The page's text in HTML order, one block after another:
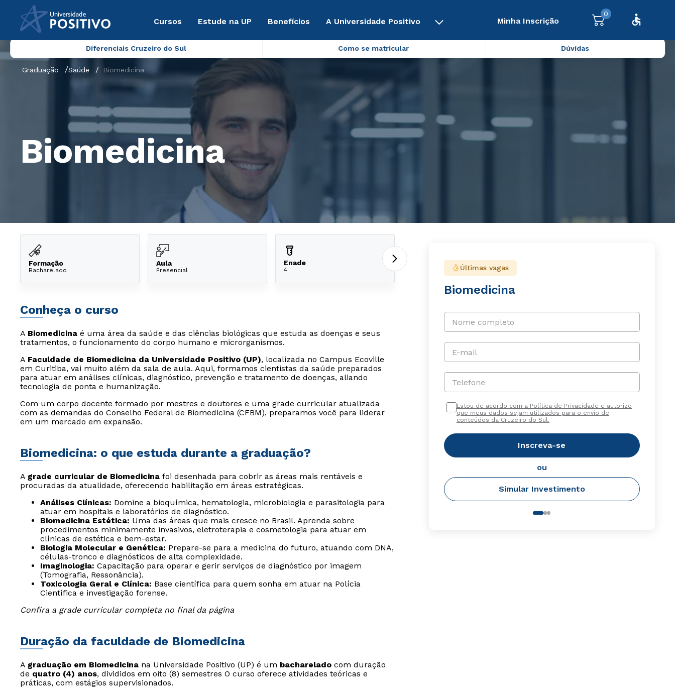
Cursos Estude na UP Benefícios A Universidade Positivo Minha Inscrição
0
Diferenciais Cruzeiro do Sul Como se matricular Dúvidas
Graduação Saúde Biomedicina
Biomedicina
Formação
Bacharelado
Aula
Presencial
Enade
4
Conheça o curso
A Biomedicina é uma área da saúde e das ciências biológicas que estuda as doenças e seus
tratamentos, o funcionamento do corpo humano e microrganismos.
A Faculdade de Biomedicina da Universidade Positivo (UP), localizada no Campus Ecoville
em Curitiba, vai muito além da sala de aula. Aqui, formamos cientistas da saúde preparados
para atuar em análises clínicas, diagnóstico, prevenção e tratamento de doenças, aliando
tecnologia de ponta e humanização.
Com um corpo docente formado por mestres e doutores e uma grade curricular atualizada
com as demandas do Conselho Federal de Biomedicina (CFBM), preparamos você para liderar
em um mercado em expansão.
Biomedicina: o que estuda durante a graduação?
A grade curricular de Biomedicina foi desenhada para cobrir as áreas mais rentáveis e
procuradas da atualidade, oferecendo habilitação em áreas estratégicas.
Análises Clínicas: Domine a bioquímica, hematologia, microbiologia e parasitologia para
atuar em hospitais e laboratórios de diagnóstico.
Biomedicina Estética: Uma das áreas que mais cresce no Brasil. Aprenda sobre
procedimentos minimamente invasivos, eletroterapia e cosmetologia para atuar em
clínicas de estética e bem-estar.
Biologia Molecular e Genética: Prepare-se para a medicina do futuro, atuando com DNA,
células-tronco e diagnósticos de alta complexidade.
Imaginologia: Capacitação para operar e gerir serviços de diagnóstico por imagem
(Tomografia, Ressonância).
Toxicologia Geral e Clínica: Base científica para quem sonha em atuar na Polícia
Científica e investigação forense.
Confira a grade curricular completa no final da página
Duração da faculdade de Biomedicina
A graduação em Biomedicina na Universidade Positivo (UP) é um bacharelado com duração
de quatro (4) anos, divididos em oito (8) semestres O curso oferece atividades teóricas e
práticas, com estágios supervisionados.
Últimas vagas
Biomedicina
Nome completo
E-mail
Telefone
Estou de acordo com a Política de Privacidade e autorizo
que meus dados sejam utilizados para o envio de
conteúdos da Cruzeiro do Sul.
Inscreva-se
ou
Simular Investimento